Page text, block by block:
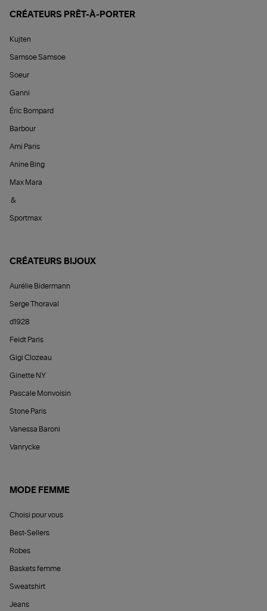
CRÉATEURS PRÊT-À-PORTER
Kujten
Samsoe Samsoe
Soeur
Ganni
Éric Bompard
Barbour
Ami Paris
Anine Bing
Max Mara
&
Sportmax
CRÉATEURS BIJOUX
Aurélie Bidermann
Serge Thoraval
d1928
Feidt Paris
Gigi Clozeau
Ginette NY
Pascale Monvoisin
Stone Paris
Vanessa Baroni
Vanrycke
MODE FEMME
Choisi pour vous
Best-Sellers
Robes
Baskets femme
Sweatshirt
Jeans